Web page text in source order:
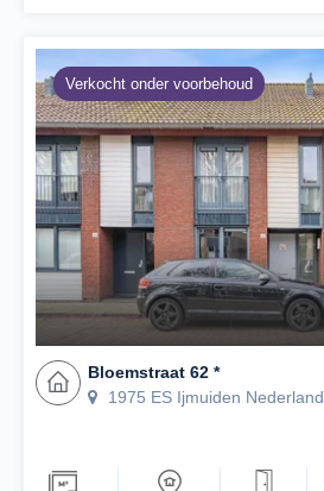
Verkocht onder voorbehoud
Bloemstraat 62 *
1975 ES Ijmuiden Nederland